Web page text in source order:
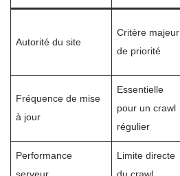
Autorité du site
Critère majeur
de priorité
Fréquence de mise
à jour
Essentielle
pour un crawl
régulier
Performance
Limite directe